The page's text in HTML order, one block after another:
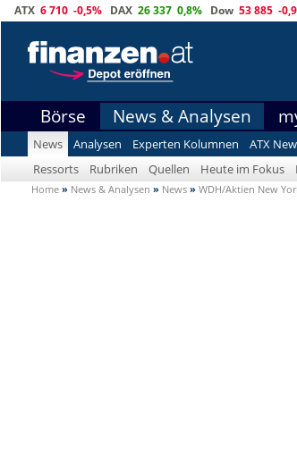
ATX 6 710 -0,5% DAX 26 337 0,8% Dow 53 885 -
Börse News & Analysen
News Analysen Experten Kolumnen ATX
Ressorts
Rubriken Quellen Heute im Fokus
Home » News & Analysen » News » WDH/Aktien New